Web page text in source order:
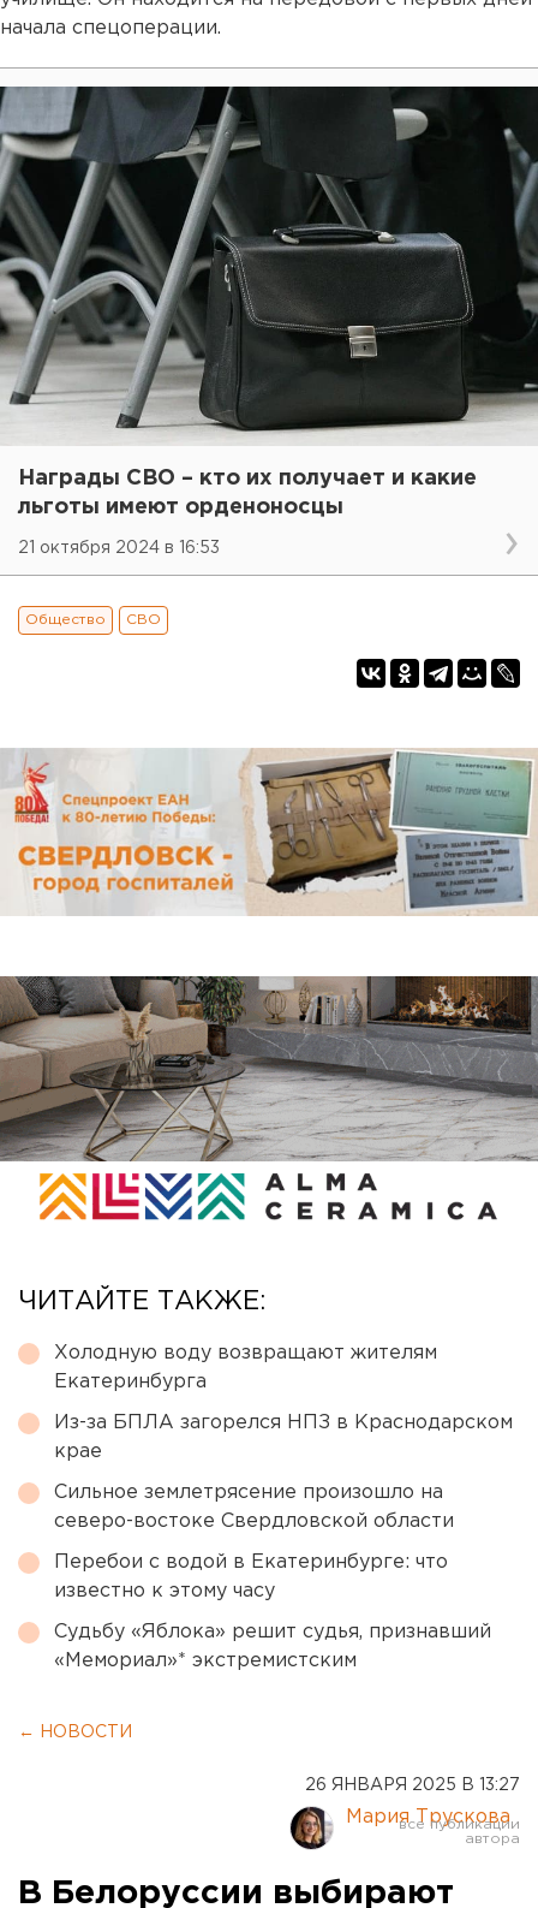
начала спецоперации.
Награды СВО – кто их получает и какие
льготы имеют орденоносцы
21 октября 2024 в 16:53
Общество СВО
ЧИТАЙТЕ ТАКЖЕ:
Холодную воду возвращают жителям
Екатеринбурга
Из-за БПЛА загорелся НПЗ в Краснодарском
крае
Сильное землетрясение произошло на
северо-востоке Свердловской области
Перебои с водой в Екатеринбурге: что
известно к этому часу
Судьбу «Яблока» решит судья, признавший
«Мемориал»* экстремистским
← НОВОСТИ
26 ЯНВАРЯ 2025 В 13:27
Мария Трускова
В Белоруссии выбирают